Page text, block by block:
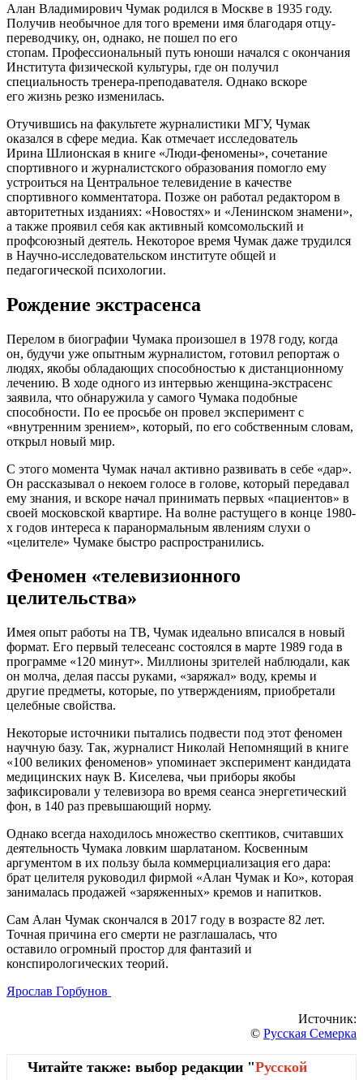
Алан Владимирович Чумак родился в Москве в 1935 году.
Получив необычное для того времени имя благодаря отцу-
переводчику, он, однако, не пошел по его
стопам. Профессиональный путь юноши начался с окончания
Института физической культуры, где он получил
специальность тренера-преподавателя. Однако вскоре
его жизнь резко изменилась.
Отучившись на факультете журналистики МГУ, Чумак
оказался в сфере медиа. Как отмечает исследователь
Ирина Шлионская в книге «Люди-феномены», сочетание
спортивного и журналистского образования помогло ему
устроиться на Центральное телевидение в качестве
спортивного комментатора. Позже он работал редактором в
авторитетных изданиях: «Новостях» и «Ленинском знамени»,
а также проявил себя как активный комсомольский и
профсоюзный деятель. Некоторое время Чумак даже трудился
в Научно-исследовательском институте общей и
педагогической психологии.
Рождение экстрасенса
Перелом в биографии Чумака произошел в 1978 году, когда
он, будучи уже опытным журналистом, готовил репортаж о
людях, якобы обладающих способностью к дистанционному
лечению. В ходе одного из интервью женщина-экстрасенс
заявила, что обнаружила у самого Чумака подобные
способности. По ее просьбе он провел эксперимент с
«внутренним зрением», который, по его собственным словам,
открыл новый мир.
С этого момента Чумак начал активно развивать в себе «дар».
Он рассказывал о некоем голосе в голове, который передавал
ему знания, и вскоре начал принимать первых «пациентов» в
своей московской квартире. На волне растущего в конце 1980-
х годов интереса к паранормальным явлениям слухи о
«целителе» Чумаке быстро распространились.
Феномен «телевизионного
целительства»
Имея опыт работы на ТВ, Чумак идеально вписался в новый
формат. Его первый телесеанс состоялся в марте 1989 года в
программе «120 минут». Миллионы зрителей наблюдали, как
он молча, делая пассы руками, «заряжал» воду, кремы и
другие предметы, которые, по утверждениям, приобретали
целебные свойства.
Некоторые источники пытались подвести под этот феномен
научную базу. Так, журналист Николай Непомнящий в книге
«100 великих феноменов» упоминает эксперимент кандидата
медицинских наук В. Киселева, чьи приборы якобы
зафиксировали у телевизора во время сеанса энергетический
фон, в 140 раз превышающий норму.
Однако всегда находилось множество скептиков, считавших
деятельность Чумака ловким шарлатаном. Косвенным
аргументом в их пользу была коммерциализация его дара:
брат целителя руководил фирмой «Алан Чумак и Ко», которая
занималась продажей «заряженных» кремов и напитков.
Сам Алан Чумак скончался в 2017 году в возрасте 82 лет.
Точная причина его смерти не разглашалась, что
оставило огромный простор для фантазий и
конспирологических теорий.
Ярослав Горбунов
Источник:
© Русская Семерка
Читайте также: выбор редакции "Русской